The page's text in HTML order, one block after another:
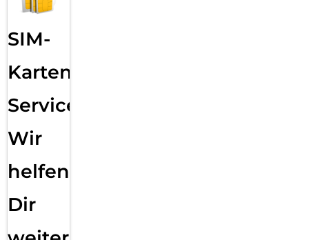
SIM-
Karten
Service:
Wir
helfen
Dir